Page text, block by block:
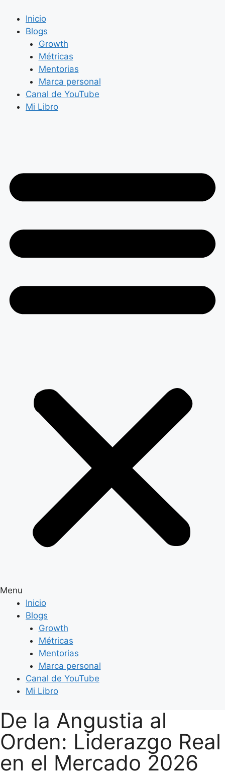
contenido
Inicio
Blogs
Growth
Métricas
Mentorias
Marca personal
Canal de YouTube
Mi Libro
Menu
Inicio
Blogs
Growth
Métricas
Mentorias
Marca personal
Canal de YouTube
Mi Libro
De la Angustia al
Orden: Liderazgo Real
en el Mercado 2026